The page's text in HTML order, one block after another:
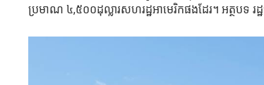
ប្រមាណ ៤,៥០០ដុល្លារសហរដ្ឋអាមេរិកផងដែរ។ អត្ថប